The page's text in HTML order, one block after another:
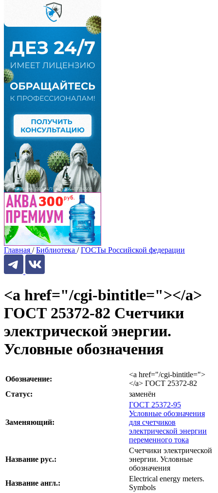
Главная / Библиотека / ГОСТы Российской федерации
<a href="/cgi-bintitle="></a>
ГОСТ 25372-82 Счетчики
электрической энергии.
Условные обозначения
Обозначение:
<a href="/cgi-bintitle=">
</a> ГОСТ 25372-82
Статус:
заменён
Заменяющий:
ГОСТ 25372-95
Условные обозначения
для счетчиков
электрической энергии
переменного тока
Название рус.:
Счетчики электрической
энергии. Условные
обозначения
Название англ.:
Electrical energy meters.
Symbols